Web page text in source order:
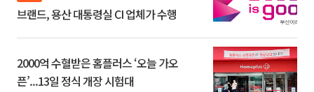
브랜드, 용산 대통령실 CI 업체가 수행
2000억 수혈받은 홈플러스 ‘오늘 가오
픈’...13일 정식 개장 시험대